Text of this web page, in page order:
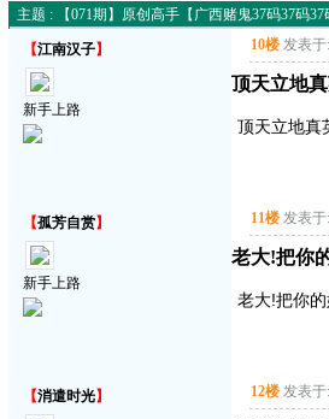
主题 : 【071期】原创高手【广西赌鬼37码37码
【江南汉子】
新手上路
10楼 发表于
顶天立地
顶天立地真
【孤芳自赏】
新手上路
11楼 发表于
老大!把你
老大!把你
【消遣时光】 12楼 发表于